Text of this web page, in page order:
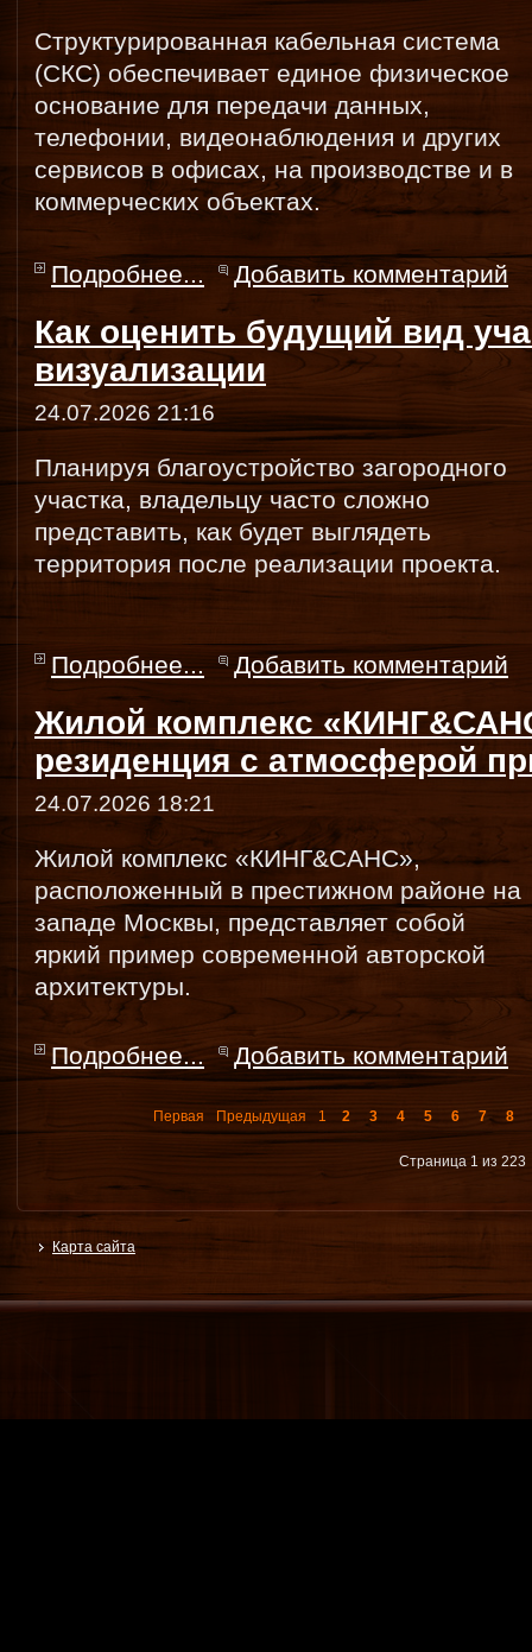
Структурированная кабельная система
(СКС) обеспечивает единое физическое
основание для передачи данных,
телефонии, видеонаблюдения и других
сервисов в офисах, на производстве и в
коммерческих объектах.
Подробнее... Добавить комментарий
Как оценить будущий вид
визуализации
24.07.2026 21:16
Планируя благоустройство загородного
участка, владельцу часто сложно
представить, как будет выглядеть
территория после реализации проекта.
Подробнее... Добавить комментарий
Жилой комплекс
резиденция с атмосферой
24.07.2026 18:21
Жилой комплекс «КИНГ&САНС»,
расположенный в престижном районе на
западе Москвы, представляет собой
яркий пример современной авторской
архитектуры.
Подробнее... Добавить комментарий
Первая Предыдущая 1 2 3 4 5 6 7 8
Страница 1 из 223
Карта сайта